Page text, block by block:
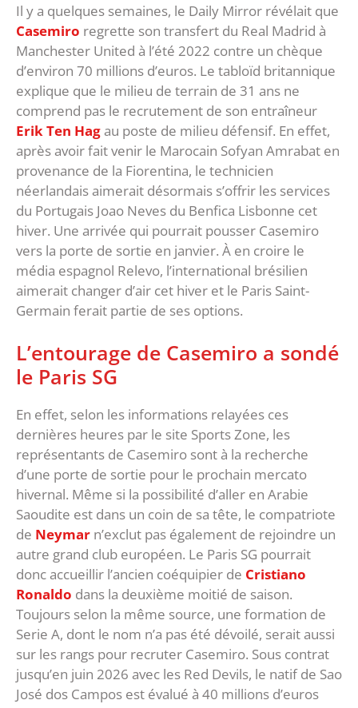
Il y a quelques semaines, le Daily Mirror révélait que
Casemiro regrette son transfert du Real Madrid à
Manchester United à l’été 2022 contre un chèque
d’environ 70 millions d’euros. Le tabloïd britannique
explique que le milieu de terrain de 31 ans ne
comprend pas le recrutement de son entraîneur
Erik Ten Hagau poste de milieu défensif. En effet,
après avoir fait venir le Marocain Sofyan Amrabat en
provenance de la Fiorentina, le technicien
néerlandais aimerait désormais s’offrir les services
du Portugais Joao Neves du Benfica Lisbonne cet
hiver. Une arrivée qui pourrait pousser Casemiro
vers la porte de sortie en janvier. À en croire le
média espagnol Relevo, l’international brésilien
aimerait changer d’air cet hiver et le Paris Saint-
Germain ferait partie de ses options.
L’entourage de Casemiro a sondé
le Paris SG
En effet, selon les informations relayées ces
dernières heures par le site Sports Zone, les
représentants de Casemiro sont à la recherche
d’une porte de sortie pour le prochain mercato
hivernal. Même si la possibilité d’aller en Arabie
Saoudite est dans un coin de sa tête, le compatriote
de Neymar n’exclut pas également de rejoindre un
autre grand club européen. Le Paris SG pourrait
donc accueillir l’ancien coéquipier de Cristiano
Ronaldo dans la deuxième moitié de saison.
Toujours selon la même source, une formation de
Serie A, dont le nom n’a pas été dévoilé, serait aussi
sur les rangs pour recruter Casemiro. Sous contrat
jusqu’en juin 2026 avec les Red Devils, le natif de Sao
José dos Campos est évalué à 40 millions d’euros